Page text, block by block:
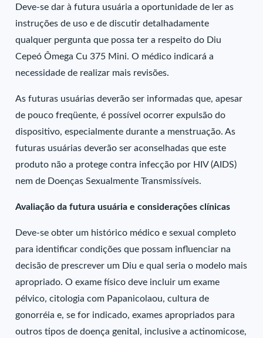
Deve-se dar à futura usuária a oportunidade de ler as
instruções de uso e de discutir detalhadamente
qualquer pergunta que possa ter a respeito do Diu
Cepeó Ômega Cu 375 Mini. O médico indicará a
necessidade de realizar mais revisões.
As futuras usuárias deverão ser informadas que, apesar
de pouco freqüente, é possível ocorrer expulsão do
dispositivo, especialmente durante a menstruação. As
futuras usuárias deverão ser aconselhadas que este
produto não a protege contra infecção por HIV (AIDS)
nem de Doenças Sexualmente Transmissíveis.
Avaliação da futura usuária e considerações clínicas
Deve-se obter um histórico médico e sexual completo
para identificar condições que possam influenciar na
decisão de prescrever um Diu e qual seria o modelo mais
apropriado. O exame físico deve incluir um exame
pélvico, citologia com Papanicolaou, cultura de
gonorréia e, se for indicado, exames apropriados para
outros tipos de doença genital, inclusive a actinomicose,